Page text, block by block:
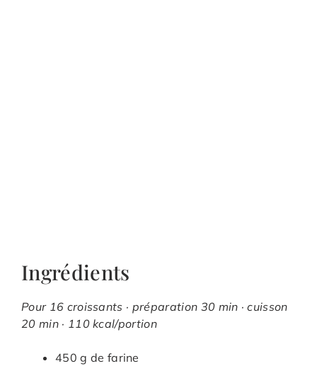
Ingrédients
Pour 16 croissants · préparation 30 min · cuisson
20 min · 110 kcal/portion
450 g de farine